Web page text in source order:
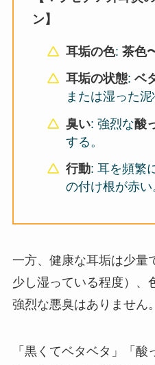
ン】
耳垢の色:茶色
耳垢の状態:ベ
または湿った泥
臭い: 強烈な酸
する。
行動: 耳を頻繁
の付け根が赤い
一方、健康な耳垢は少量
少し湿っている程度）、
強烈な悪臭はありません。
「黒くてベタベタ」「